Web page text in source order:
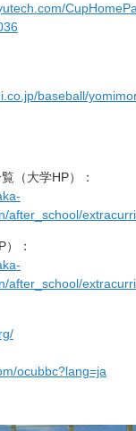
baseball/
（大学HP）：
after_school/
：
after_school/
ocubbc?lang=ja